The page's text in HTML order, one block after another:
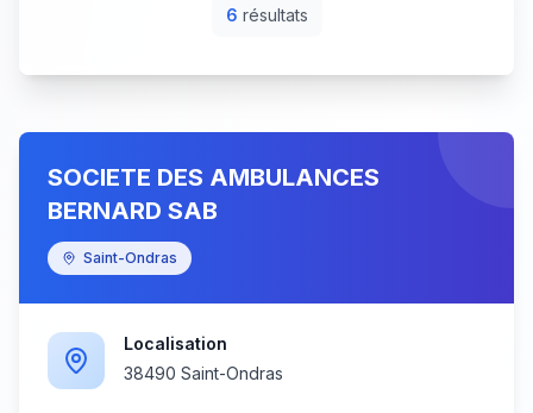
6 résultats
SOCIETE DES AMBULANCES
BERNARD SAB
Saint-Ondras
Localisation
38490 Saint-Ondras